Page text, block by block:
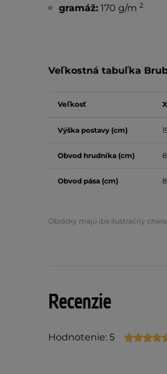
gramáž:170 g/m 2
Veľkostná tabuľka
Veľkosť
Výška postavy (cm)
Obvod hrudníka (cm)
Obvod pása (cm)
Obrázky majú iba ilustračný
Recenzie
Hodnotenie: 5